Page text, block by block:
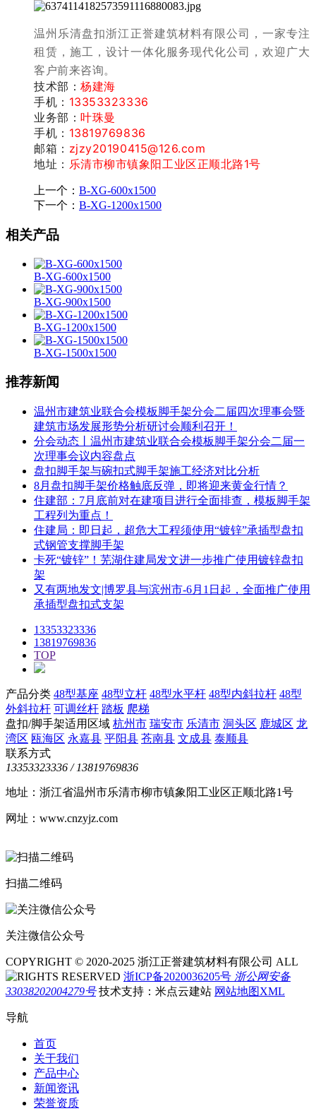
温州乐清盘扣浙江正誉建筑材料有限公司，一家专注
租赁，施工，设计一体化服务现代化公司，欢迎广大
客户前来咨询。
技术部：杨建海
手机： 13353323336
业务部：叶珠曼
手机： 13819769836
邮箱： zjzy20190415@126.com
地址： 乐清市柳市镇象阳工业区正顺北路1号
上一个： B-XG-600x1500
下一个： B-XG-1200x1500
相关产品
B-XG-600x1500
B-XG-900x1500
B-XG-1200x1500
B-XG-1500x1500
推荐新闻
温州市建筑业联合会模板脚手架分会二届四次理事会暨
建筑市场发展形势分析研讨会顺利召开！
分会动态丨温州市建筑业联合会模板脚手架分会二届一
次理事会议内容盘点
盘扣脚手架与碗扣式脚手架施工经济对比分析
8月盘扣脚手架价格触底反弹，即将迎来黄金行情？
住建部：7月底前对在建项目进行全面排查，模板脚手架
工程列为重点！
住建局：即日起，超危大工程须使用“镀锌”承插型盘扣
式钢管支撑脚手架
卡死“镀锌”！芜湖住建局发文进一步推广使用镀锌盘扣
架
又有两地发文|博罗县与滨州市-6月1日起，全面推广使用
承插型盘扣式支架
13353323336
13819769836
TOP
产品分类 48型基座 48型立杆 48型水平杆 48型内斜拉杆 48型
外斜拉杆 可调丝杆 踏板 爬梯
盘扣/脚手架适用区域 杭州市 瑞安市 乐清市 洞头区 鹿城区 龙
湾区 瓯海区 永嘉县 平阳县 苍南县 文成县 泰顺县
联系方式
13353323336 / 13819769836
地址：浙江省温州市乐清市柳市镇象阳工业区正顺北路1号
网址：www.cnzyjz.com
扫描二维码
关注微信公众号
COPYRIGHT © 2020-2025 浙江正誉建筑材料有限公司 ALL
RIGHTS RESERVED 浙ICP备2020036205号 浙公网安备
33038202004279号 技术支持：米点云建站 网站地图XML
导航
首页
关于我们
产品中心
新闻资讯
荣誉资质